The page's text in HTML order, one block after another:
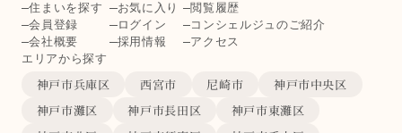
住まいを探す お気に入り
閲覧履歴
会員登録
ログイン
コンシェルジュのご紹介
会社概要
採用情報
アクセス
エリアから探す
神戸市兵庫区 西宮市 尼崎市
神戸市中央区
神戸市灘区
神戸市長田区
神戸市東灘区